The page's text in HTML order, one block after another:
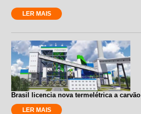
LER MAIS
Brasil licencia nova termelétrica a carvão
LER MAIS